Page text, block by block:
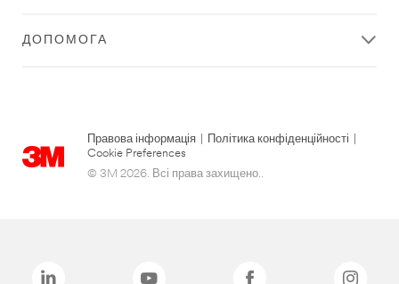
ДОПОМОГА
Правова інформація Політика конфіденційності
Cookie Preferences
© 3M 2026. Всі права захищено..